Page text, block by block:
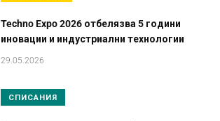
Techno Expo 2026 отбелязва 5 години
иновации и индустриални технологии
29.05.2026
СПИСАНИЯ